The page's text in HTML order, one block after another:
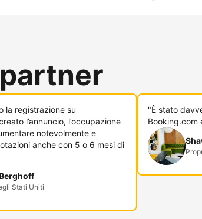
la registrazione su
l’annuncio, l’occupazione
notevolmente e
anche con 5 o 6 mesi di
Stati Uniti
"È stato
Booking.com